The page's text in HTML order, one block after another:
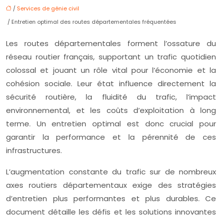
/ Services de génie civil
/ Entretien optimal des routes départementales fréquentées
Les routes départementales forment l’ossature du
réseau routier français, supportant un trafic quotidien
colossal et jouant un rôle vital pour l’économie et la
cohésion sociale. Leur état influence directement la
sécurité routière, la fluidité du trafic, l’impact
environnemental, et les coûts d’exploitation à long
terme. Un entretien optimal est donc crucial pour
garantir la performance et la pérennité de ces
infrastructures.
L’augmentation constante du trafic sur de nombreux
axes routiers départementaux exige des stratégies
d’entretien plus performantes et plus durables. Ce
document détaille les défis et les solutions innovantes